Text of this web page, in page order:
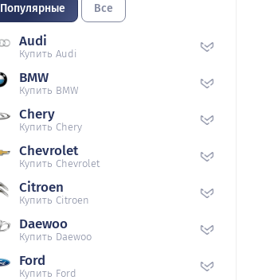
Популярные Все
Audi
Купить Audi
BMW
Купить BMW
Chery
Купить Chery
Chevrolet
Купить Chevrolet
Citroen
Купить Citroen
Daewoo
Купить Daewoo
Ford
Купить Ford